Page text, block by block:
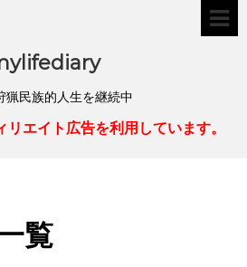
猟民族的人生を継続中
リエイト広告を利用しています。
覧